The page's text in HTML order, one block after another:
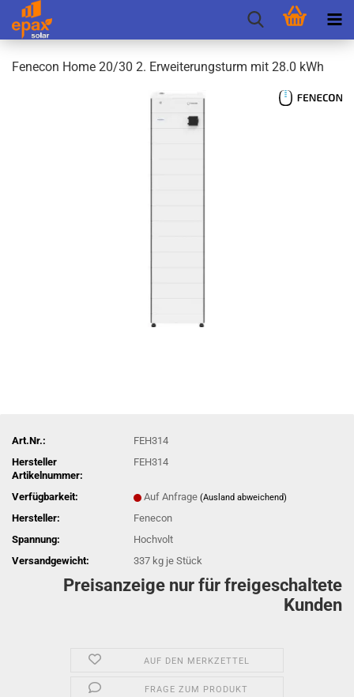
Fen­e­con Home 20/30 2. Er­wei­te­rungs­turm mit 28.0 kWh
Art.Nr.:
FEH314
Hersteller
Artikelnummer:
FEH314
Verfügbarkeit: Auf Anfrage (Ausland abweichend)
Hersteller:
Fenecon
Spannung:
Hochvolt
Versandgewicht:
337 kg je Stück
Preisanzeige nur für freigeschaltete
Kunden
AUF DEN MERKZETTEL
FRAGE ZUM PRODUKT